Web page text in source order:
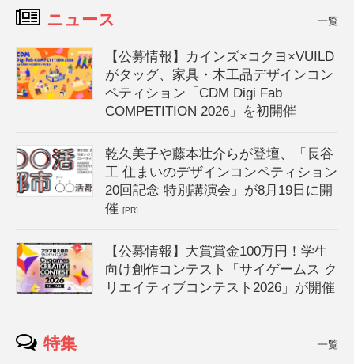
ニュース 一覧
【公募情報】カインズ×コクヨ×VUILD
がタッグ、家具・木工品デザインコン
ペティション「CDM Digi Fab
COMPETITION 2026」を初開催
乾久美子や藤本壮介らが登壇、「長谷
工 住まいのデザインコンペティション
20回記念 特別講演会」が8月19日に開
催[PR]
【公募情報】大賞賞金100万円！学生
向け創作コンテスト「サイゲームス ク
リエイティブコンテスト2026」が開催
特集 一覧